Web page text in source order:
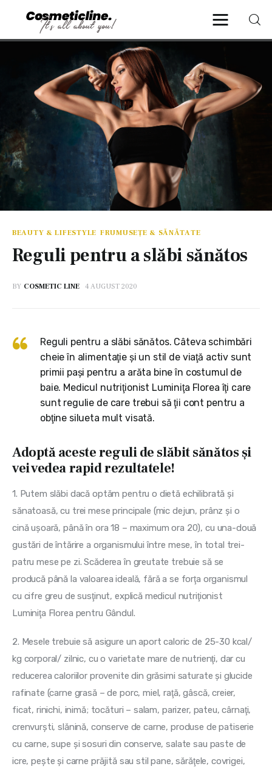
CosmeticLine.
Frumusețe & Sănătate
Beauty & LifeStyle
Cosmetică Medicală
Anti Aging Medicine
BEAUTY & LIFESTYLE FRUMUSEȚE & SĂNĂTATE
Reguli pentru a slăbi sănătos
BY COSMETIC LINE 4 AUGUST 2020
Reguli pentru a slăbi sănătos. Câteva schimbări
cheie în alimentaţie şi un stil de viaţă activ sunt
primii paşi pentru a arăta bine în costumul de
baie. Medicul nutriţionist Luminiţa Florea îţi care
sunt regulie de care trebui să ţii cont pentru a
obţine silueta mult visată.
Adoptă aceste reguli de slăbit sănătos şi
vei vedea rapid rezultatele!
1. Putem slăbi dacă optăm pentru o dietă echilibrată şi
sănatoasă, cu trei mese principale (mic dejun, prânz şi o
cină uşoară, până în ora 18 – maximum ora 20), cu una-două
gustări de întărire a organismului între mese, în total trei-
patru mese pe zi. Scăderea în greutate trebuie să se
producă până la valoarea ideală, fără a se forţa organismul
cu cifre greu de susţinut, explică medicul nutriţionist
Luminiţa Florea pentru Gândul.
2. Mesele trebuie să asigure un aport caloric de 25-30 kcal/
kg corporal/ zilnic, cu o varietate mare de nutrienţi, dar cu
reducerea caloriilor provenite din grăsimi saturate şi glucide
rafinate (carne grasă – de porc, miel, raţă, gâscă, creier,
ficat, rinichi, inimă; tocături – salam, parizer, pateu, cârnaţi,
crenvurşti, slănină, conserve de carne, produse de patiserie
cu carne, supe şi sosuri din conserve, salate sau paste de
icre, peşte şi carne prăjită sau stil pane, sărăţele, covrigei,